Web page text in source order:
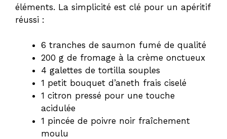
éléments. La simplicité est clé pour un apéritif
réussi :
6 tranches de saumon fumé de qualité
200 g de fromage à la crème onctueux
4 galettes de tortilla souples
1 petit bouquet d’aneth frais ciselé
1 citron pressé pour une touche
acidulée
1 pincée de poivre noir fraîchement
moulu